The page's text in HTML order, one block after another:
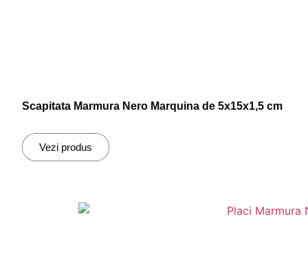
Scapitata Marmura Nero Marquina de 5x15x1,5 cm
Vezi produs